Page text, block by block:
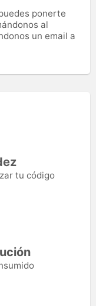
ponerte
al
un email a
tu código